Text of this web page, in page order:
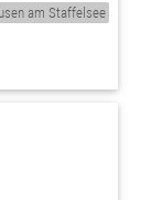
am Staffelsee